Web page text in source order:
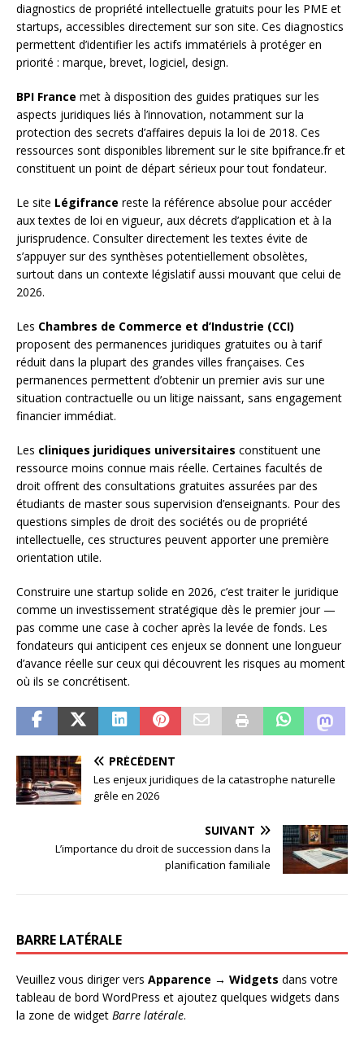
diagnostics de propriété intellectuelle gratuits pour les PME et
startups, accessibles directement sur son site. Ces diagnostics
permettent d’identifier les actifs immatériels à protéger en
priorité : marque, brevet, logiciel, design.
BPI France met à disposition des guides pratiques sur les
aspects juridiques liés à l’innovation, notamment sur la
protection des secrets d’affaires depuis la loi de 2018. Ces
ressources sont disponibles librement sur le site bpifrance.fr et
constituent un point de départ sérieux pour tout fondateur.
Le site Légifrance reste la référence absolue pour accéder
aux textes de loi en vigueur, aux décrets d’application et à la
jurisprudence. Consulter directement les textes évite de
s’appuyer sur des synthèses potentiellement obsolètes,
surtout dans un contexte législatif aussi mouvant que celui de
2026.
Les Chambres de Commerce et d’Industrie (CCI)
proposent des permanences juridiques gratuites ou à tarif
réduit dans la plupart des grandes villes françaises. Ces
permanences permettent d’obtenir un premier avis sur une
situation contractuelle ou un litige naissant, sans engagement
financier immédiat.
Les cliniques juridiques universitaires constituent une
ressource moins connue mais réelle. Certaines facultés de
droit offrent des consultations gratuites assurées par des
étudiants de master sous supervision d’enseignants. Pour des
questions simples de droit des sociétés ou de propriété
intellectuelle, ces structures peuvent apporter une première
orientation utile.
Construire une startup solide en 2026, c’est traiter le juridique
comme un investissement stratégique dès le premier jour —
pas comme une case à cocher après la levée de fonds. Les
fondateurs qui anticipent ces enjeux se donnent une longueur
d’avance réelle sur ceux qui découvrent les risques au moment
où ils se concrétisent.
PRÉCÉDENT
Les enjeux juridiques de la catastrophe naturelle
grêle en 2026
SUIVANT
L’importance du droit de succession dans la
planification familiale
BARRE LATÉRALE
Veuillez vous diriger vers Apparence → Widgets dans votre
tableau de bord WordPress et ajoutez quelques widgets dans
la zone de widget Barre latérale.